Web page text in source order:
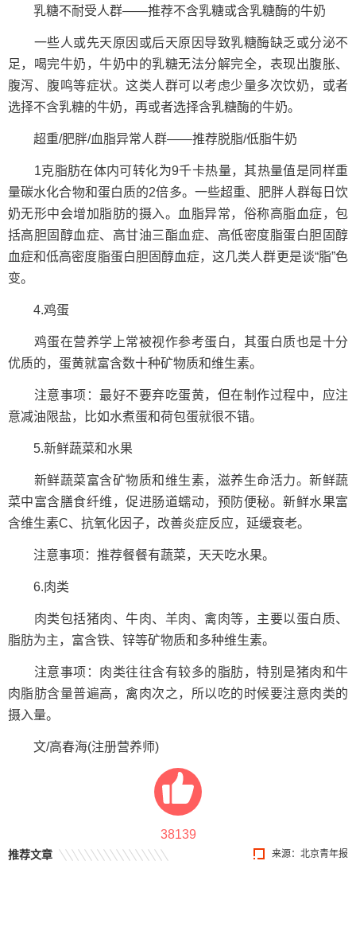
乳糖不耐受人群——推荐不含乳糖或含乳糖酶的牛奶
一些人或先天原因或后天原因导致乳糖酶缺乏或分泌不
足，喝完牛奶，牛奶中的乳糖无法分解完全，表现出腹胀、
腹泻、腹鸣等症状。这类人群可以考虑少量多次饮奶，或者
选择不含乳糖的牛奶，再或者选择含乳糖酶的牛奶。
超重/肥胖/血脂异常人群——推荐脱脂/低脂牛奶
1克脂肪在体内可转化为9千卡热量，其热量值是同样重
量碳水化合物和蛋白质的2倍多。一些超重、肥胖人群每日饮
奶无形中会增加脂肪的摄入。血脂异常，俗称高脂血症，包
括高胆固醇血症、高甘油三酯血症、高低密度脂蛋白胆固醇
血症和低高密度脂蛋白胆固醇血症，这几类人群更是谈“脂”色
变。
4.鸡蛋
鸡蛋在营养学上常被视作参考蛋白，其蛋白质也是十分
优质的，蛋黄就富含数十种矿物质和维生素。
注意事项：最好不要弃吃蛋黄，但在制作过程中，应注
意减油限盐，比如水煮蛋和荷包蛋就很不错。
5.新鲜蔬菜和水果
新鲜蔬菜富含矿物质和维生素，滋养生命活力。新鲜蔬
菜中富含膳食纤维，促进肠道蠕动，预防便秘。新鲜水果富
含维生素C、抗氧化因子，改善炎症反应，延缓衰老。
注意事项：推荐餐餐有蔬菜，天天吃水果。
6.肉类
肉类包括猪肉、牛肉、羊肉、禽肉等，主要以蛋白质、
脂肪为主，富含铁、锌等矿物质和多种维生素。
注意事项：肉类往往含有较多的脂肪，特别是猪肉和牛
肉脂肪含量普遍高，禽肉次之，所以吃的时候要注意肉类的
摄入量。
文/高春海(注册营养师)
38139
来源：北京青年报
推荐文章